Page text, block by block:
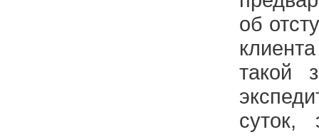
об
такой
суток,